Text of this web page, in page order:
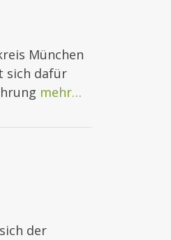
München
sich dafür
mehr…
der